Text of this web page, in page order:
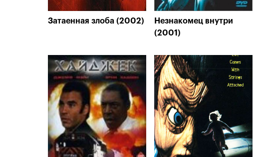
Затаенная злоба (2002)
Незнакомец внутри
(2001)